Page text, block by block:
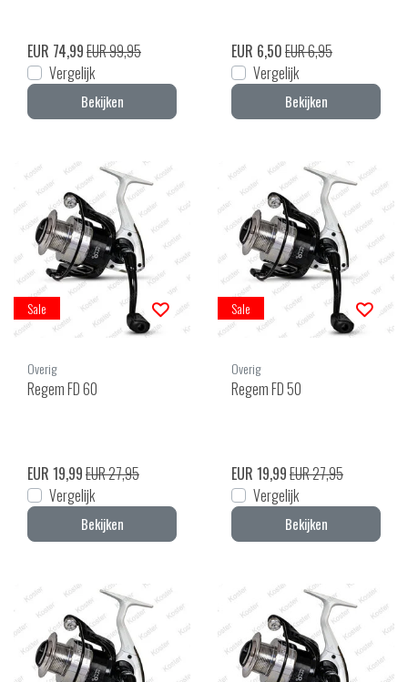
EUR 74,99EUR 99,95
Vergelijk
Bekijken
EUR 6,50EUR 6,95
Vergelijk
Bekijken
Sale
Overig
Regem FD 60
EUR 19,99EUR 27,95
Vergelijk
Bekijken
Sale
Overig
Regem FD 50
EUR 19,99EUR 27,95
Vergelijk
Bekijken